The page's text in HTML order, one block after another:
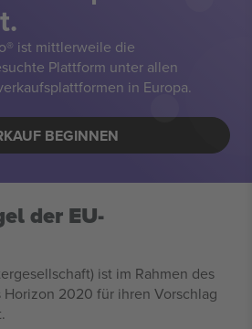
ist mittlerweile die
Plattform unter allen
in Europa.
BEGINNEN
der EU-
ist im Rahmen des
Horizon 2020 für ihren Vorschlag